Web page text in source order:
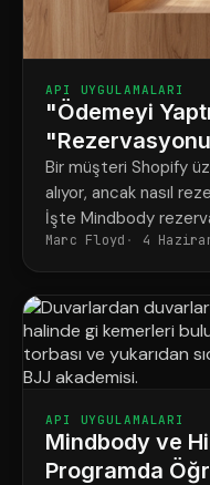
API UYGULAMALARI
"Ödemeyi
Arasındaki Fark
Bir müşteri Shopify
alıyor, ancak nasıl
İşte Mindbody
bu sorunu nasıl
Marc Floyd 4
API UYGULAMALARI
Mindbody ve
Programda